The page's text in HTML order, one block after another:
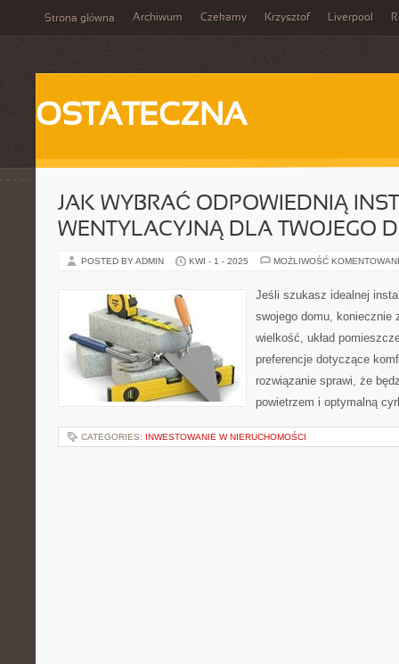
Strona główna Archiwum Czekamy Krzysztof Liverpool
OSTATECZNA
JAK WYBRAĆ ODPOWIEDNIĄ
WENTYLACYJNĄ DLA TWOJEGO
POSTED BY ADMIN KWI - 1 - 2025 MOŻLIWOŚĆ
Jeśli szukasz idealnej
swojego domu, koniecznie
wielkość, układ
preferencje dotyczące
rozwiązanie sprawi, że
powietrzem i optymalną
CATEGORIES: INWESTOWANIE W NIERUCHOMOŚCI